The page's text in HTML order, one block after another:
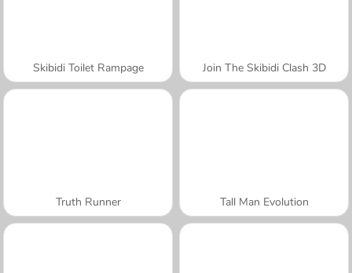
Skibidi Toilet Rampage Join The Skibidi Clash 3D
Truth Runner Tall Man Evolution